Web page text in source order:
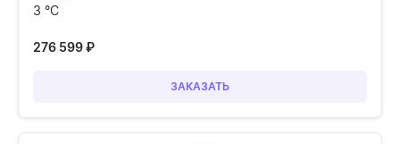
3 °C
276 599₽
ЗАКАЗАТЬ